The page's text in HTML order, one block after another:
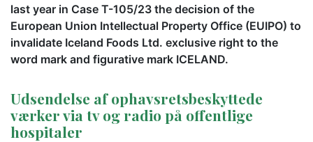
last year in Case T-105/23 the decision of the
European Union Intellectual Property Office (EUIPO) to
invalidate Iceland Foods Ltd. exclusive right to the
word mark and figurative mark ICELAND.
Udsendelse af ophavsretsbeskyttede
værker via tv og radio på offentlige
hospitaler